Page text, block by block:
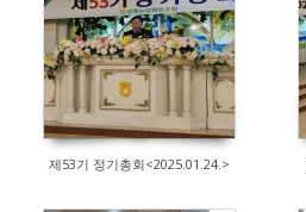
80
제53기 정기총회<2025.01.24.>